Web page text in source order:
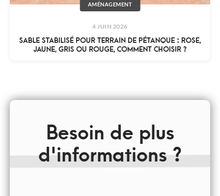
AMÉNAGEMENT
4 JUIN 2026
SABLE STABILISÉ POUR TERRAIN DE PÉTANQUE : ROSE,
JAUNE, GRIS OU ROUGE, COMMENT CHOISIR ?
Besoin de plus
d'informations ?